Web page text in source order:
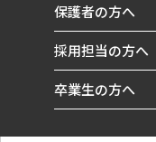
保護者の方へ
採用担当の方へ
卒業生の方へ